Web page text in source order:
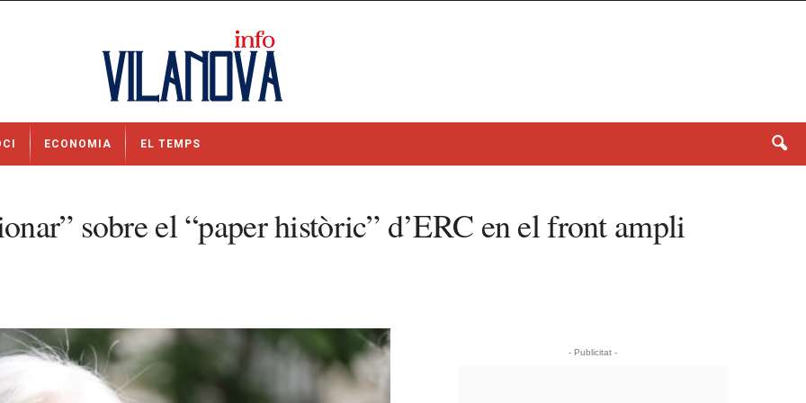
ECONOMIA EL TEMPS
sobre el “paper històric” d’ERC en el front ampli
- Publicitat -